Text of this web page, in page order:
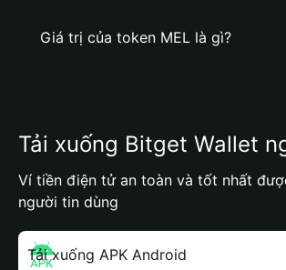
Giá trị của token MEL là gì?
Tải xuống Bitget Wallet
Ví tiền điện tử an toàn và tốt nhất
người tin dùng
Tải xuống APK Android